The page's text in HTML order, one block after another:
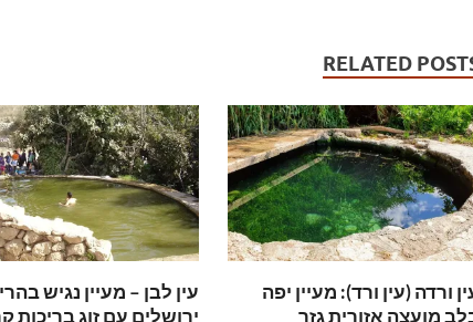
RELATED
ורדה (עין ורד): מעיין יפה
מועצה אזורית גזר
עין לבן – מעיין נגיש בהרי
ירושלים עם זוג בריכות